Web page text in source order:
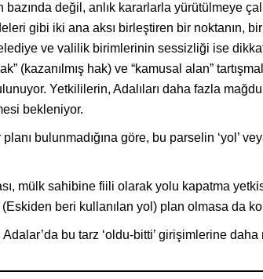
değil, anlık kararlarla yürütülmeye
gibi iki ana aksı birleştiren bir noktanın,
ve valilik birimlerinin sessizliği ise
(kazanılmış hak) ve “kamusal alan”
Yetkililerin, Adalıları daha fazla
bekleniyor.
bulunmadığına göre, bu parselin ‘yol’
mülk sahibine fiili olarak yolu kapatma
beri kullanılan yol) plan olmasa da
bu tarz ‘oldu-bitti’ girişimlerine daha